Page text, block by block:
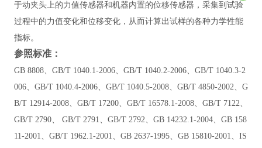
于动夹头上的力值传感器和机器内置的位移传感器，采集到试验
过程中的力值变化和位移变化，从而计算出试样的各种力学性能
指标。
参照标准：
GB 8808、GB/T 1040.1-2006、GB/T 1040.2-2006、GB/T 1040.3-2
006、GB/T 1040.4-2006、GB/T 1040.5-2008、GB/T 4850-2002、G
B/T 12914-2008、GB/T 17200、GB/T 16578.1-2008、GB/T 7122、
GB/T 2790、 GB/T 2791、GB/T 2792、GB 14232.1-2004、 GB 158
11-2001、 GB/T 1962.1-2001、 GB 2637-1995、 GB 15810-2001、 IS